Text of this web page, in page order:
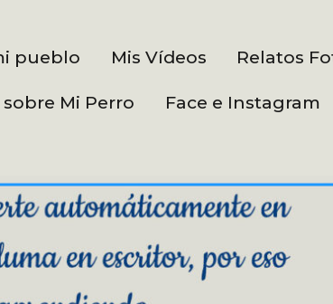
pueblo Mis Vídeos Relatos
Mi Perro Face e Instagram